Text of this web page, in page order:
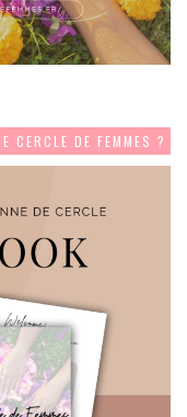
CERCLE DE FEMMES ?